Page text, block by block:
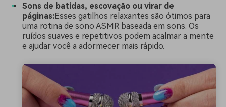
Sons de batidas, escovação ou virar de
páginas:Esses gatilhos relaxantes são ótimos para
uma rotina de sono ASMR baseada em sons. Os
ruídos suaves e repetitivos podem acalmar a mente
e ajudar você a adormecer mais rápido.